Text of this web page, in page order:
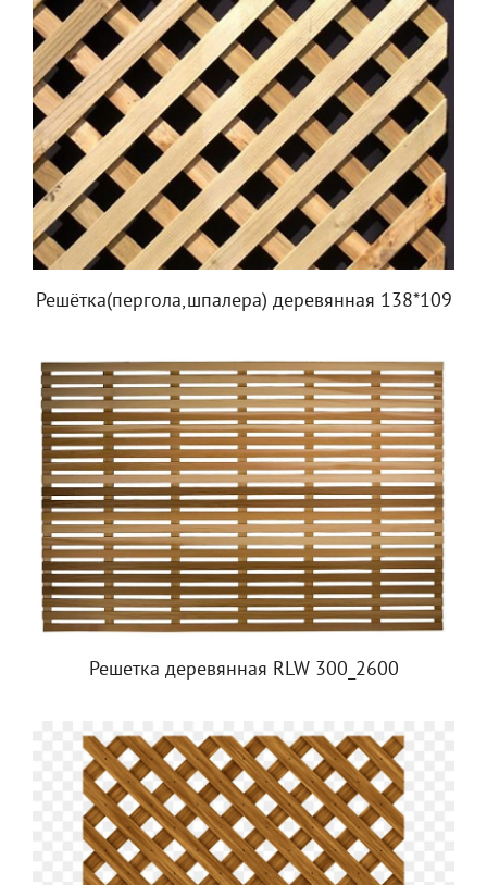
Решётка(пергола,шпалера) деревянная 138*109
Решетка деревянная RLW 300_2600